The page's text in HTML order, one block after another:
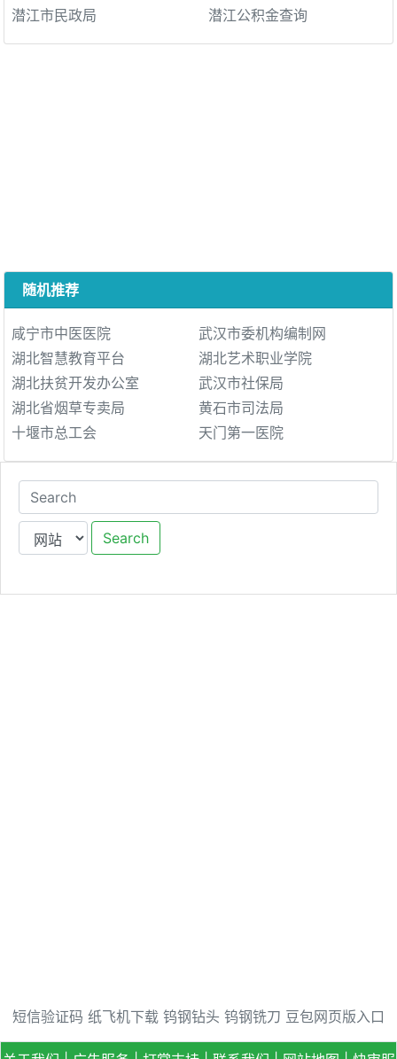
潜江市民政局
潜江公积金查询
随机推荐
咸宁市中医医院
武汉市委机构编制网
湖北智慧教育平台
湖北艺术职业学院
湖北扶贫开发办公室
武汉市社保局
湖北省烟草专卖局
黄石市司法局
十堰市总工会
天门第一医院
Search
短信验证码 纸飞机下载 钨钢钻头 钨钢铣刀 豆包网页版入口